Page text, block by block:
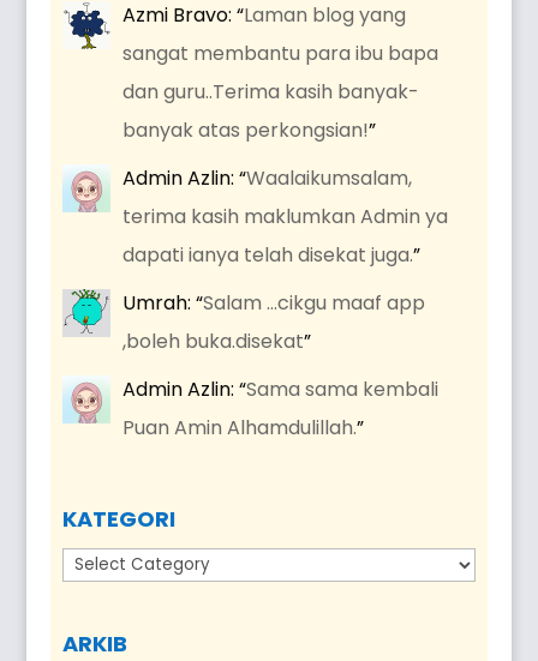
Azmi Bravo: “Laman blog yang
sangat membantu para ibu bapa
dan guru..Terima kasih banyak-
banyak atas perkongsian!”
Admin Azlin: “Waalaikumsalam,
terima kasih maklumkan Admin ya
dapati ianya telah disekat juga.”
Umrah: “Salam …cikgu maaf app
,boleh buka.disekat”
Admin Azlin: “Sama sama kembali
Puan Amin Alhamdulillah.”
KATEGORI
Kategori
ARKIB